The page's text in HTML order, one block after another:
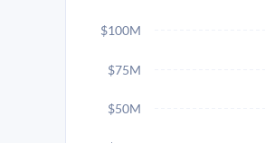
$50M
$75M
$100M